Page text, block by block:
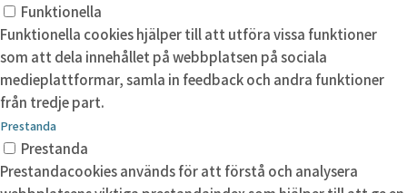
Funktionella
Funktionella cookies hjälper till att utföra vissa funktioner
som att dela innehållet på webbplatsen på sociala
medieplattformar, samla in feedback och andra funktioner
från tredje part.
Prestanda
Prestanda
Prestandacookies används för att förstå och analysera